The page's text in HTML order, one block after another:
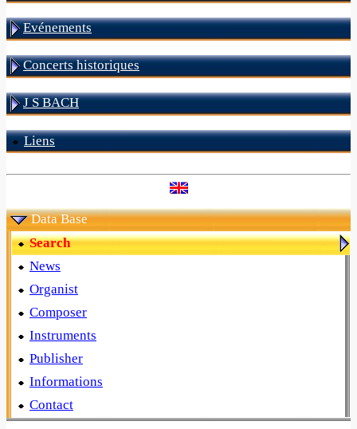
Evénements
Concerts historiques
J S BACH
Liens
Data Base
Search
News
Organist
Composer
Instruments
Publisher
Informations
Contact